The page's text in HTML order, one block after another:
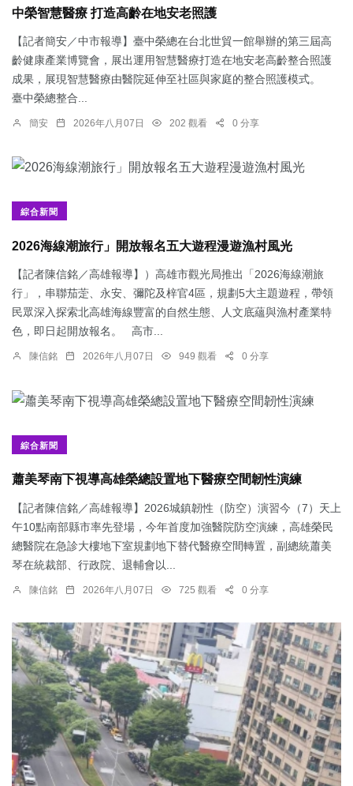
中榮智慧醫療 打造高齡在地安老照護
【記者簡安／中市報導】臺中榮總在台北世貿一館舉辦的第三屆高
齡健康產業博覽會，展出運用智慧醫療打造在地安老高齡整合照護
成果，展現智慧醫療由醫院延伸至社區與家庭的整合照護模式。
臺中榮總整合...
簡安 2026年八月07日 202 觀看 0 分享
綜合新聞
2026海線潮旅行」開放報名五大遊程漫遊漁村風光
【記者陳信銘／高雄報導】）高雄市觀光局推出「2026海線潮旅
行」，串聯茄萣、永安、彌陀及梓官4區，規劃5大主題遊程，帶領
民眾深入探索北高雄海線豐富的自然生態、人文底蘊與漁村產業特
色，即日起開放報名。 高市...
陳信銘 2026年八月07日 949 觀看 0 分享
綜合新聞
蕭美琴南下視導高雄榮總設置地下醫療空間韌性演練
【記者陳信銘／高雄報導】2026城鎮韌性（防空）演習今（7）天上
午10點南部縣市率先登場，今年首度加強醫院防空演練，高雄榮民
總醫院在急診大樓地下室規劃地下替代醫療空間轉置，副總統蕭美
琴在統裁部、行政院、退輔會以...
陳信銘 2026年八月07日 725 觀看 0 分享